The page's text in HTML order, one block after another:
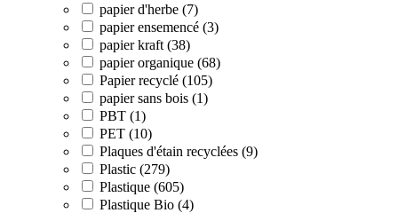
papier d'herbe (7)
papier ensemencé (3)
papier kraft (38)
papier organique (68)
Papier recyclé (105)
papier sans bois (1)
PBT (1)
PET (10)
Plaques d'étain recyclées (9)
Plastic (279)
Plastique (605)
Plastique Bio (4)